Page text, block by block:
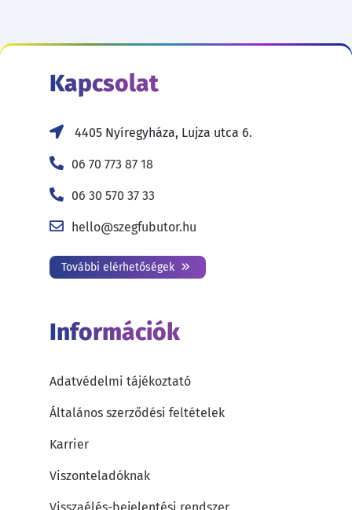
Kapcsolat
4405 Nyíregyháza, Lujza utca 6.
06 70 773 87 18
06 30 570 37 33
hello@szegfubutor.hu
További elérhetőségek
Információk
Adatvédelmi tájékoztató
Általános szerződési feltételek
Karrier
Viszonteladóknak